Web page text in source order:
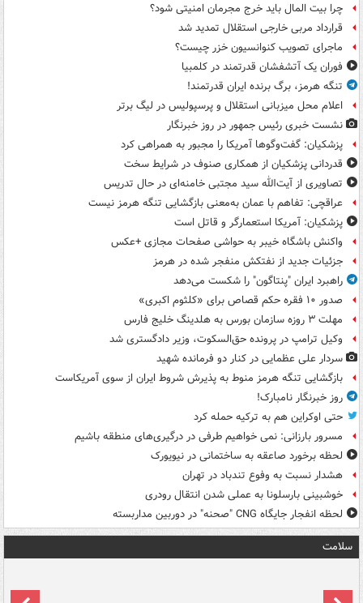
چرا بیت المال باید خرج مجرمان امنیتی شود؟
قرارداد مربی خارجی استقلال تمدید شد
ماجرای تصویب کنوانسیون خزر چیست؟
فوران یک آتشفشان قدرتمند در کلمبیا
تنگه هرمز، برگ برنده ایران قدرتمند!
اعلام محل میزبانی استقلال و پرسپولیس در لیگ برتر
نشست خبری رئیس جمهور در روز خبرنگار
پزشکیان: گفت‌وگوها آمریکا را مجبور به همراهی کرد
قدردانی پزشکیان از همکاری صنوف در شرایط سخت
تصاویری از آیت‌الله سید مجتبی خامنه‌ای در حال تدریس
عراقچی: تفاهم با عمان به‌معنی بازگشایی تنگه هرمز نیست
پزشکیان: آمریکا استعمارگر و قاتل است
واکنش باشگاه خیبر به حواشی صفحات مجازی +عکس
جزئیات جدید از نفتکش منفجر شده در هرمز
راهبرد ایران "پنتاگون" را شکست می‌دهد
صدور ۱۰ فقره حکم قصاص برای «کلثوم اکبری»
مهلت ۳ روزه سازمان بورس به هلدینگ خلیج فارس
وکیل ترامپ در پرونده حق‌السکوت، وزیر دادگستری شد
سردار علی عظمایی در کنار دو فرمانده شهید
بازگشایی تنگه هرمز منوط به پذیرش شروط ایران از سوی آمریکاست
روز خبرنگار نامبارک!
حتی اوکراین هم به ترکیه حمله کرد
مسرور بارزانی: نمی خواهیم طرفی در درگیری‌های منطقه باشیم
لحظه برخورد صاعقه به ساختمانی در نیویورک
هشدار نسبت به وفوع تندباد در تهران
خوشبینی بارسلونا به عملی شدن انتقال رودری
لحظه انفجار جایگاه CNG "صحنه" در دوربین مداربسته
سلامت